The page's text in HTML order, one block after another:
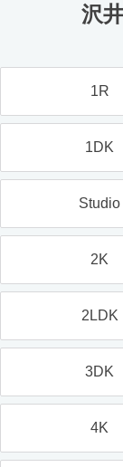
沢
1R
1DK
Studio
2K
2LDK
3DK
4K